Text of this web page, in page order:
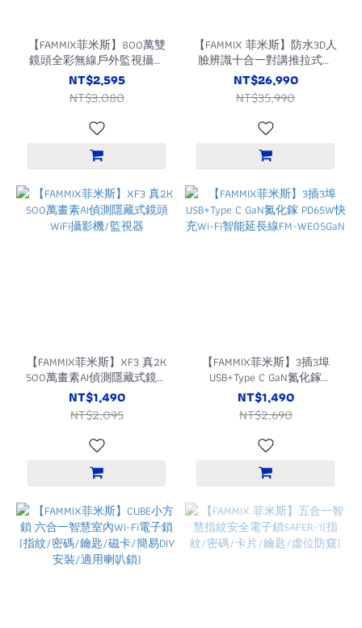
【FAMMIX菲米斯】800萬雙
鏡頭全彩無線戶外監視攝影
機D4(全彩夜視/IP65防水/全
景拍攝)
NT$2,595
NT$3,080
【FAMMIX 菲米斯】防水3D人
臉辨識十合一對講推拉式電
子鎖SAFER-F4
NT$26,990
NT$35,990
【FAMMIX菲米斯】XF3 真2K
500萬畫素AI偵測隱藏式鏡頭
WiFi攝影機/監視器
NT$1,490
NT$2,095
【FAMMIX菲米斯】3插3埠
USB+Type C GaN氮化鎵
PD65W快充Wi-Fi智能延長線
FM-WE05GaN
NT$1,490
NT$2,690